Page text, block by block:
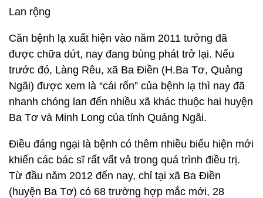
Lan rộng
Căn bệnh lạ xuất hiện vào năm 2011 tưởng đã
được chữa dứt, nay đang bùng phát trở lại. Nếu
trước đó, Làng Rêu, xã Ba Điền (H.Ba Tơ, Quảng
Ngãi) được xem là “cái rốn” của bệnh lạ thì nay đã
nhanh chóng lan đến nhiều xã khác thuộc hai huyện
Ba Tơ và Minh Long của tỉnh Quảng Ngãi.
Điều đáng ngại là bệnh có thêm nhiều biểu hiện mới
khiến các bác sĩ rất vất vả trong quá trình điều trị.
Từ đầu năm 2012 đến nay, chỉ tại xã Ba Điền
(huyện Ba Tơ) có 68 trường hợp mắc mới, 28